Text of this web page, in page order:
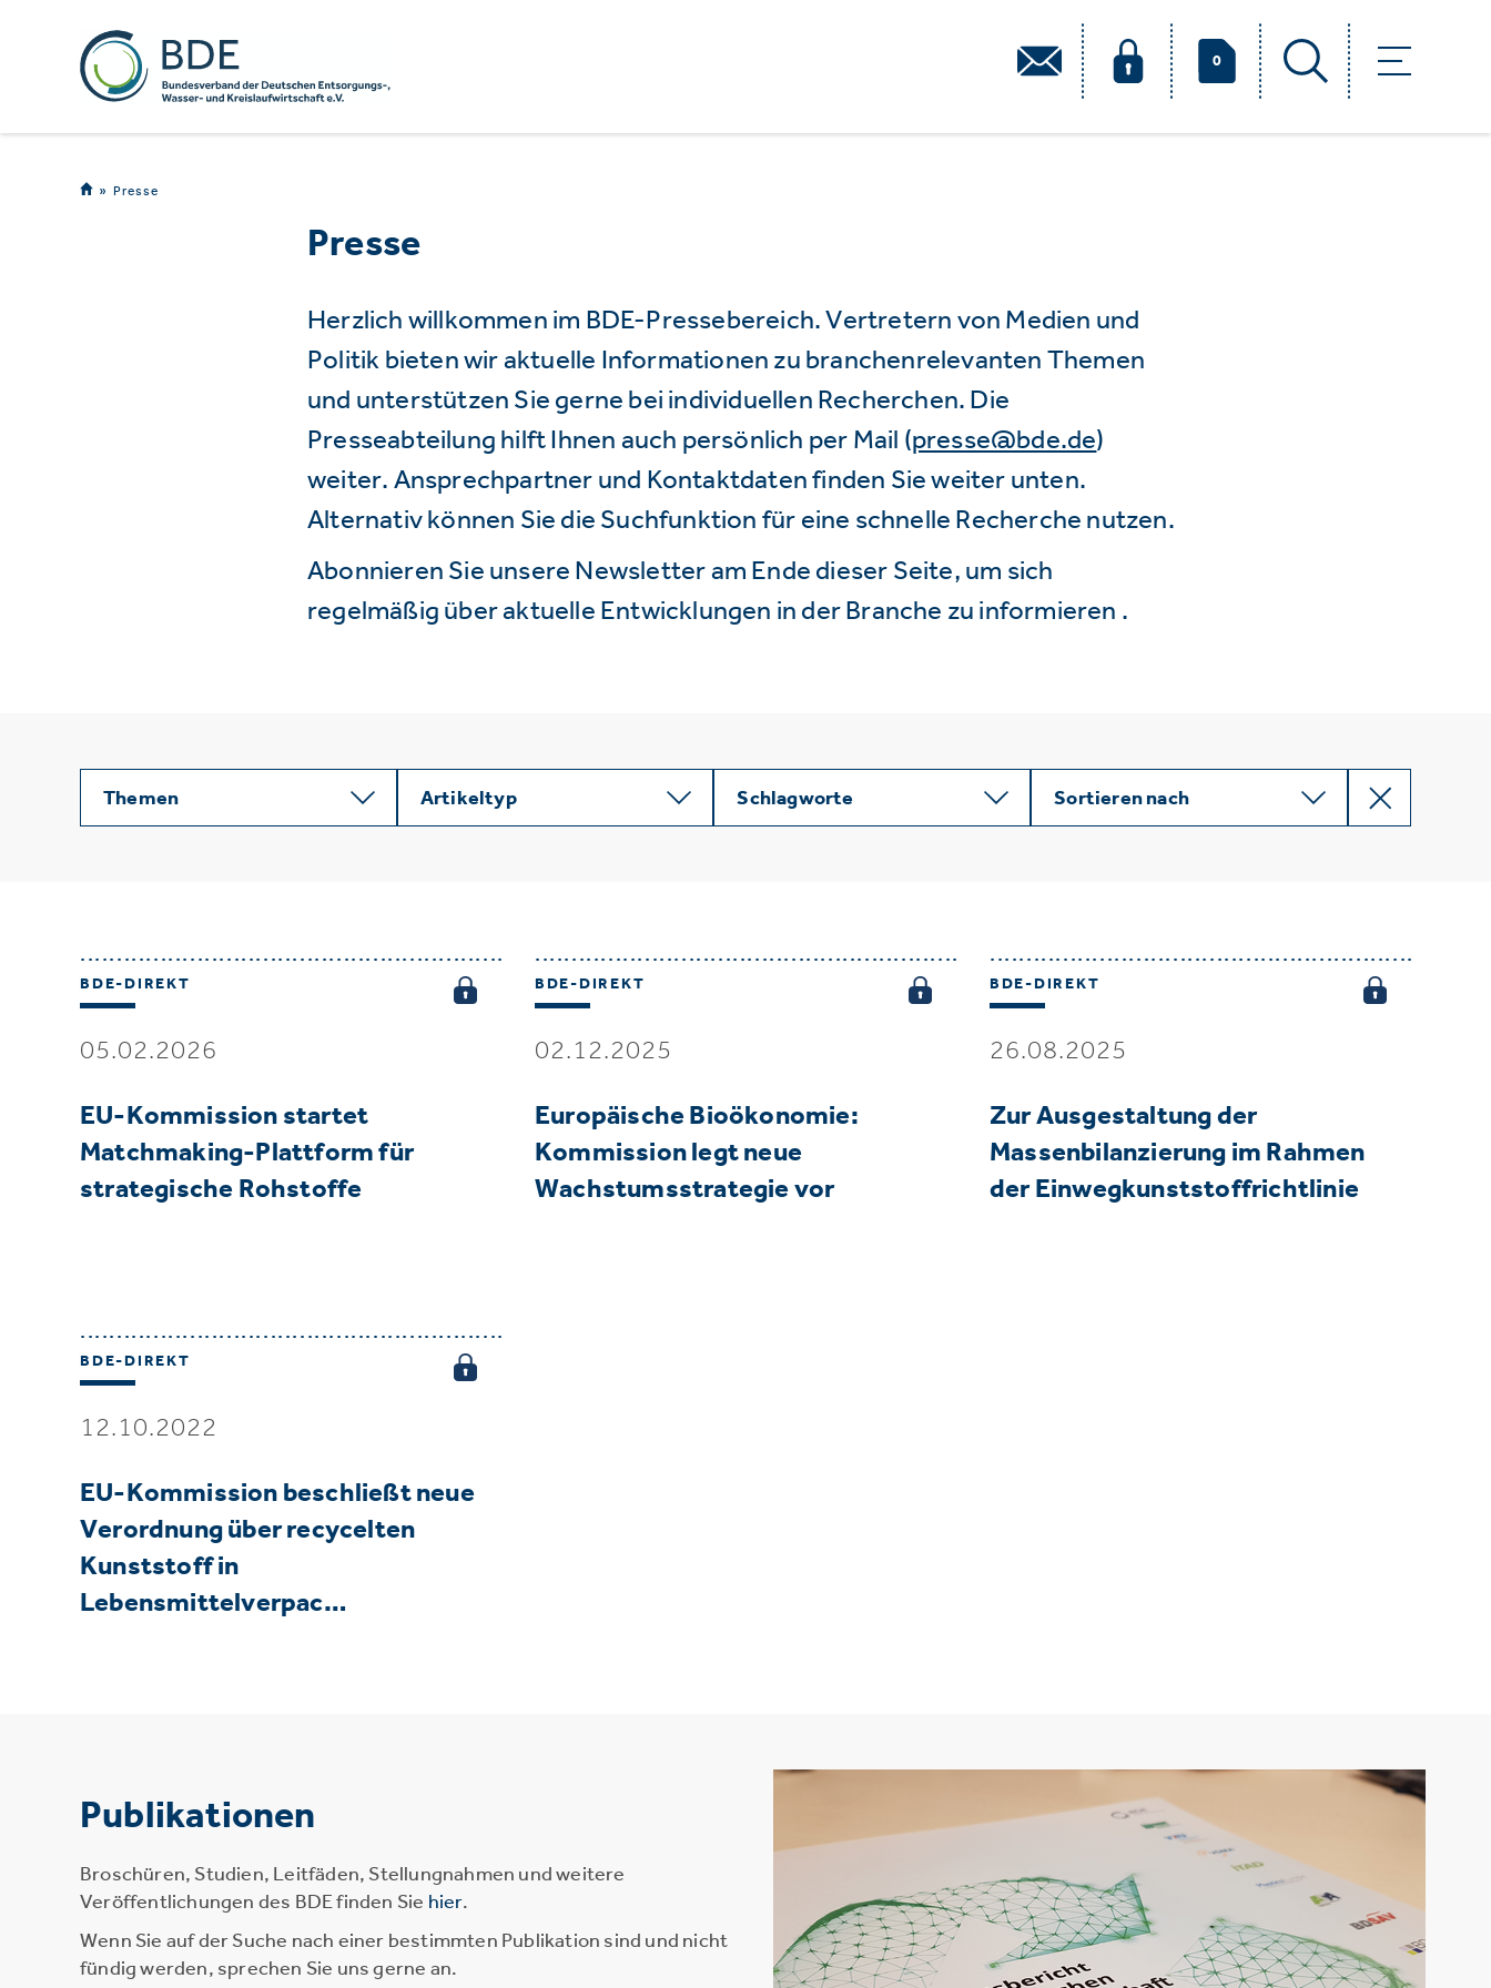
0
Presse
Presse
Herzlich willkommen im BDE-Pressebereich. Vertretern von Medien und
Politik bieten wir aktuelle Informationen zu branchenrelevanten Themen
und unterstützen Sie gerne bei individuellen Recherchen. Die
Presseabteilung hilft Ihnen auch persönlich per Mail (presse@bde.de)
weiter. Ansprechpartner und Kontaktdaten finden Sie weiter unten.
Alternativ können Sie die Suchfunktion für eine schnelle Recherche nutzen.
Abonnieren Sie unsere Newsletter am Ende dieser Seite, um sich
regelmäßig über aktuelle Entwicklungen in der Branche zu informieren .
Themen Artikeltyp Schlagworte Sortieren nach
BDE-DIREKT
05.02.2026
EU-Kommission startet
Matchmaking-Plattform für
strategische Rohstoffe
BDE-DIREKT
02.12.2025
Europäische Bioökonomie:
Kommission legt neue
Wachstumsstrategie vor
BDE-DIREKT
26.08.2025
Zur Ausgestaltung der
Massenbilanzierung im Rahmen
der Einwegkunststoffrichtlinie
BDE-DIREKT
12.10.2022
EU-Kommission beschließt neue
Verordnung über recycelten
Kunststoff in
Lebensmittelverpac…
Publikationen
Broschüren, Studien, Leitfäden, Stellungnahmen und weitere
Veröffentlichungen des BDE finden Sie hier.
Wenn Sie auf der Suche nach einer bestimmten Publikation sind und nicht
fündig werden, sprechen Sie uns gerne an.